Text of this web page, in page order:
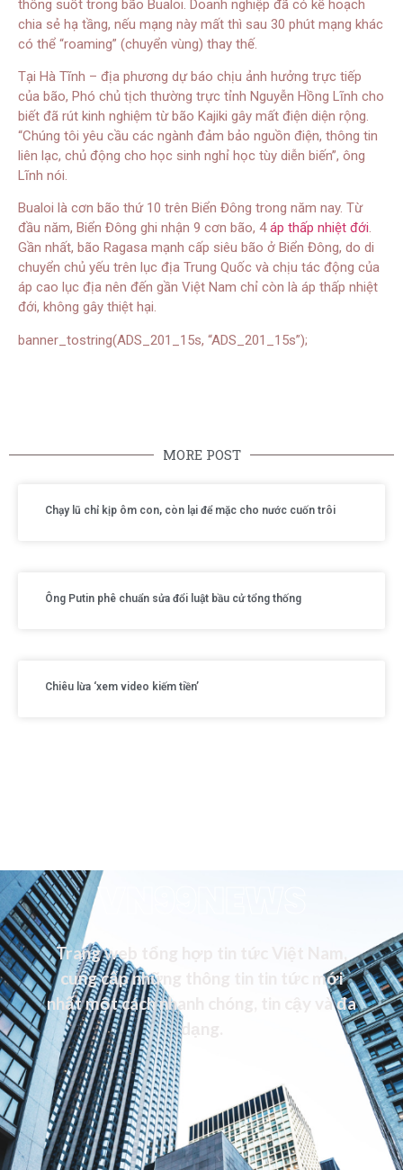
thông suốt trong bão Bualoi. Doanh nghiệp đã có kế hoạch
chia sẻ hạ tầng, nếu mạng này mất thì sau 30 phút mạng khác
có thể “roaming” (chuyển vùng) thay thế.
Tại Hà Tĩnh – địa phương dự báo chịu ảnh hưởng trực tiếp
của bão, Phó chủ tịch thường trực tỉnh Nguyễn Hồng Lĩnh cho
biết đã rút kinh nghiệm từ bão Kajiki gây mất điện diện rộng.
“Chúng tôi yêu cầu các ngành đảm bảo nguồn điện, thông tin
liên lạc, chủ động cho học sinh nghỉ học tùy diễn biến”, ông
Lĩnh nói.
Bualoi là cơn bão thứ 10 trên Biển Đông trong năm nay. Từ
đầu năm, Biển Đông ghi nhận 9 cơn bão, 4áp thấp nhiệt đới.
Gần nhất, bão Ragasa mạnh cấp siêu bão ở Biển Đông, do di
chuyển chủ yếu trên lục địa Trung Quốc và chịu tác động của
áp cao lục địa nên đến gần Việt Nam chỉ còn là áp thấp nhiệt
đới, không gây thiệt hại.
banner_tostring(ADS_201_15s, “ADS_201_15s”);
MORE POST
Chạy lũ chỉ kịp ôm con, còn lại để mặc cho nước cuốn trôi
Ông Putin phê chuẩn sửa đổi luật bầu cử tổng thống
Chiêu lừa ‘xem video kiếm tiền’
VN99NEWS
Trang web tổng hợp tin tức Việt Nam,
cung cấp những thông tin tin tức mới
nhất một cách nhanh chóng, tin cậy và đa
dạng.